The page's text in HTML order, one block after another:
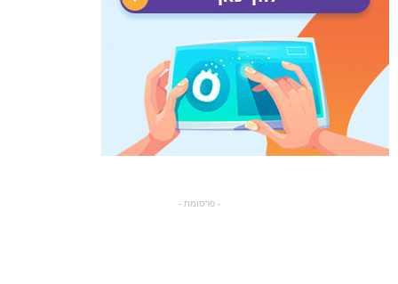
- פרסומת -